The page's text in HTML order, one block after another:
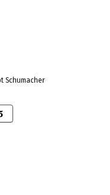
Schumacher